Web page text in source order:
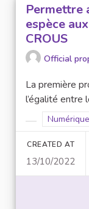
Permettre
espèce
CROUS
Official
La première
l’égalité entre
Filter results
Filter
CREATED AT
13/10/2022